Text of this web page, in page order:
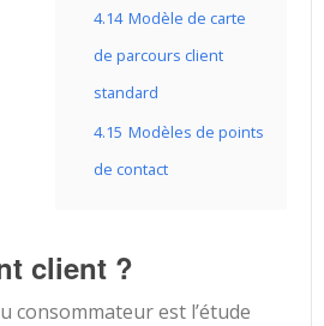
4.14 Modèle de carte
de parcours client
standard
4.15 Modèles de points
de contact
client ?
consommateur est l’étude